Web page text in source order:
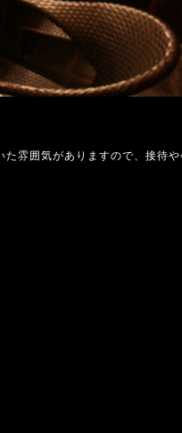
雰囲気がありますので、接待や